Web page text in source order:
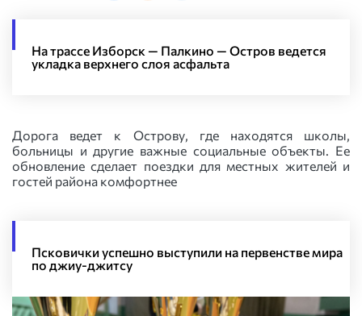
На трассе Изборск — Палкино — Остров ведется
укладка верхнего слоя асфальта
Дорога ведет к Острову, где находятся школы,
больницы и другие важные социальные объекты. Ее
обновление сделает поездки для местных жителей и
гостей района комфортнее
Псковички успешно выступили на первенстве мира
по джиу-джитсу